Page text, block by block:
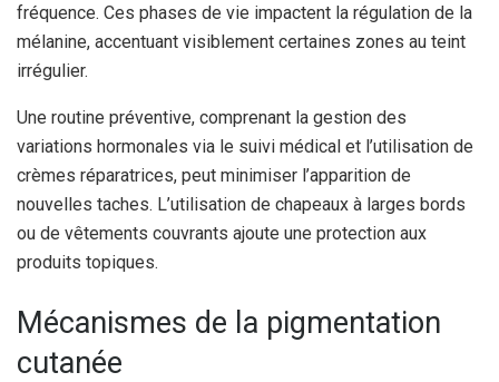
fréquence. Ces phases de vie impactent la régulation de la
mélanine, accentuant visiblement certaines zones au teint
irrégulier.
Une routine préventive, comprenant la gestion des
variations hormonales via le suivi médical et l’utilisation de
crèmes réparatrices, peut minimiser l’apparition de
nouvelles taches. L’utilisation de chapeaux à larges bords
ou de vêtements couvrants ajoute une protection aux
produits topiques.
Mécanismes de la pigmentation
cutanée